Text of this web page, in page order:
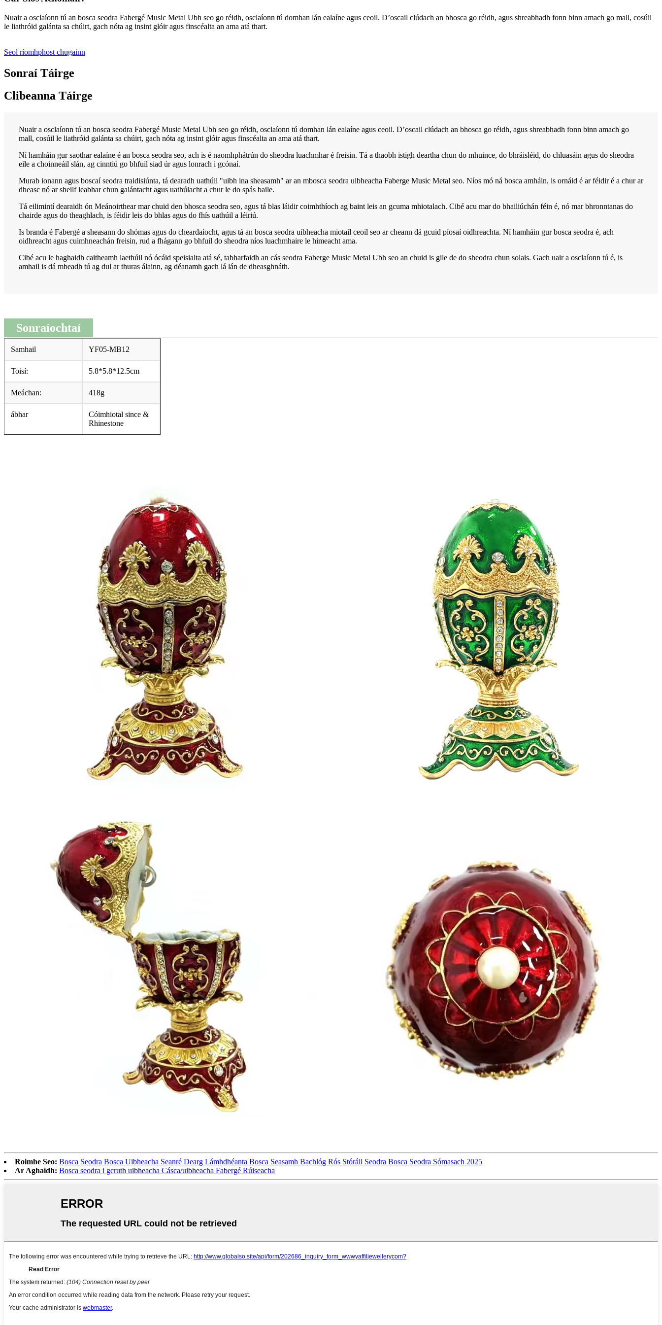
Nuair a osclaíonn tú an bosca seodra Fabergé Music Metal Ubh seo go réidh, osclaíonn tú domhan lán ealaíne agus ceoil. D’oscail clúdach an bhosca go réidh, agus shreabhadh fonn binn amach go mall, cosúil
le liathróid galánta sa chúirt, gach nóta ag insint glóir agus finscéalta an ama atá thart.
Seol ríomhphost chugainn
Sonraí Táirge
Clibeanna Táirge
Nuair a osclaíonn tú an bosca seodra Fabergé Music Metal Ubh seo go réidh, osclaíonn tú domhan lán ealaíne agus ceoil. D’oscail clúdach an bhosca go réidh, agus shreabhadh fonn binn amach go
mall, cosúil le liathróid galánta sa chúirt, gach nóta ag insint glóir agus finscéalta an ama atá thart.
Ní hamháin gur saothar ealaíne é an bosca seodra seo, ach is é naomhphátrún do sheodra luachmhar é freisin. Tá a thaobh istigh deartha chun do mhuince, do bhráisléid, do chluasáin agus do sheodra
eile a choinneáil slán, ag cinntiú go bhfuil siad úr agus lonrach i gcónaí.
Murab ionann agus boscaí seodra traidisiúnta, tá dearadh uathúil "uibh ina sheasamh" ar an mbosca seodra uibheacha Faberge Music Metal seo. Níos mó ná bosca amháin, is ornáid é ar féidir é a chur ar
dheasc nó ar sheilf leabhar chun galántacht agus uathúlacht a chur le do spás baile.
Tá eilimintí dearaidh ón Meánoirthear mar chuid den bhosca seodra seo, agus tá blas láidir coimhthíoch ag baint leis an gcuma mhiotalach. Cibé acu mar do bhailiúchán féin é, nó mar bhronntanas do
chairde agus do theaghlach, is féidir leis do bhlas agus do fhís uathúil a léiriú.
Is branda é Fabergé a sheasann do shómas agus do cheardaíocht, agus tá an bosca seodra uibheacha miotail ceoil seo ar cheann dá gcuid píosaí oidhreachta. Ní hamháin gur bosca seodra é, ach
oidhreacht agus cuimhneachán freisin, rud a fhágann go bhfuil do sheodra níos luachmhaire le himeacht ama.
Cibé acu le haghaidh caitheamh laethúil nó ócáid ​​speisialta atá sé, tabharfaidh an cás seodra Faberge Music Metal Ubh seo an chuid is gile de do sheodra chun solais. Gach uair a osclaíonn tú é, is
amhail is dá mbeadh tú ag dul ar thuras álainn, ag déanamh gach lá lán de dheasghnáth.
Sonraíochtaí
Samhail YF05-MB12
Toisí: 5.8*5.8*12.5cm
Meáchan: 418g
ábhar
Cóimhiotal since &
Rhinestone
Roimhe Seo: Bosca Seodra Bosca Uibheacha Seanré Dearg Lámhdhéanta Bosca Seasamh Bachlóg Rós Stóráil Seodra Bosca Seodra Sómasach 2025
Ar Aghaidh: Bosca seodra i gcruth uibheacha Cásca/uibheacha Fabergé Rúiseacha